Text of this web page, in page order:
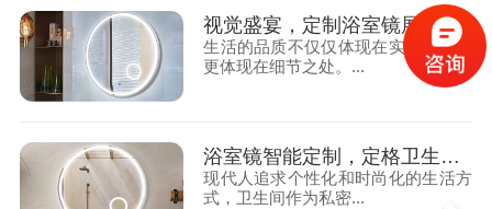
视觉盛宴，定制浴室镜展现高端生活品味
生活的品质不仅仅体现在实用性上，
更体现在细节之处。...
浴室镜智能定制，定格卫生间时尚新高度
现代人追求个性化和时尚化的生活方
式，卫生间作为私密...